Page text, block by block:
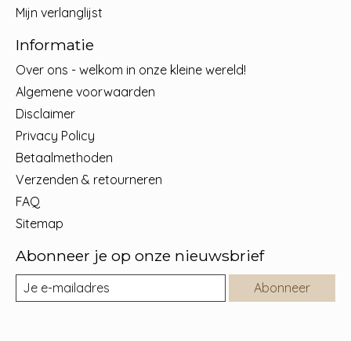
Mijn verlanglijst
Informatie
Over ons - welkom in onze kleine wereld!
Algemene voorwaarden
Disclaimer
Privacy Policy
Betaalmethoden
Verzenden & retourneren
FAQ
Sitemap
Abonneer je op onze nieuwsbrief
Abonneer